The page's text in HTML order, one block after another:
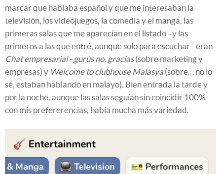
marcar que hablaba español y que me interesaban la
televisión, los videojuegos, la comedia y el manga, las
primeras salas que me aparecían en el listado –y las
primeros a las que entré, aunque solo para escuchar– eran
Chat empresarial - gurús no, gracias(sobre marketing y
empresas) y Welcome to clubhouse Malasya (sobre… no lo
sé, estaban hablando en malayo). Bien entrada la tarde y
por la noche, aunque las salas seguían sin coincidir 100%
con mis prefererencias, había mucha más variedad.